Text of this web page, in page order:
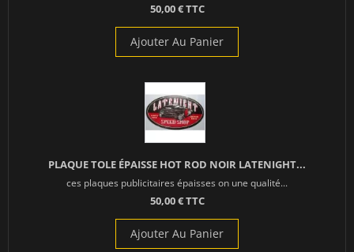
50,00 € TTC
Ajouter Au Panier
PLAQUE TOLE ÉPAISSE HOT ROD NOIR LATENIGHT...
ces plaques publicitaires épaisses on une qualité...
50,00 € TTC
Ajouter Au Panier